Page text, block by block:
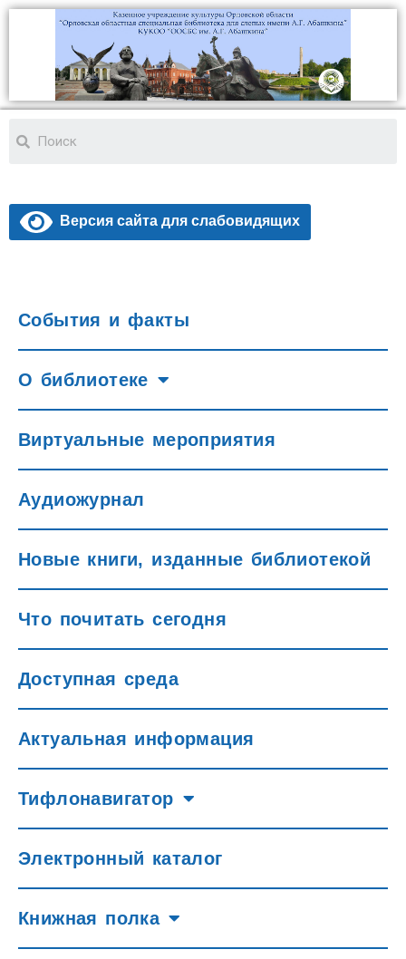
Версия сайта для слабовидящих
События и факты
О библиотеке
Виртуальные мероприятия
Аудиожурнал
Новые книги, изданные библиотекой
Что почитать сегодня
Доступная среда
Актуальная информация
Тифлонавигатор
Электронный каталог
Книжная полка